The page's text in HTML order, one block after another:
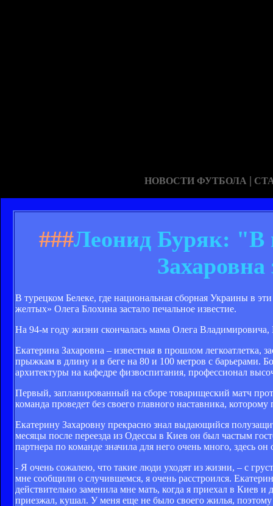
НОВОСТИ ФУТБОЛА |
###Леонид Буряк: "В
В турецком Белеке, где национальная сборная Украины в
желтых» Олега Блохина застало печальное известие.
На 94-м году жизни скончалась мама Олега Владимировича,
Екатерина Захаровна – известная в прошлом
прыжкам в длину и в беге на 80 и 100 метров с барьерами.
архитектуры на кафедре физвоспитания, профессионал
Первый, запланированный на сборе товарищеский матч
команда проведет без своего главного наставника,
Екатерину Захаровну прекрасно знал выдающийся
месяцы после переезда из Одессы в Киев он был частым
партнера по команде значила для него очень много, здесь
- Я очень сожалею, что такие люди уходят из жизни, – с
мне сообщили о случившемся, я очень расстроился.
действительно заменила мне мать, когда я приехал в Киев
приезжал, кушал. У меня еще не было своего жилья,